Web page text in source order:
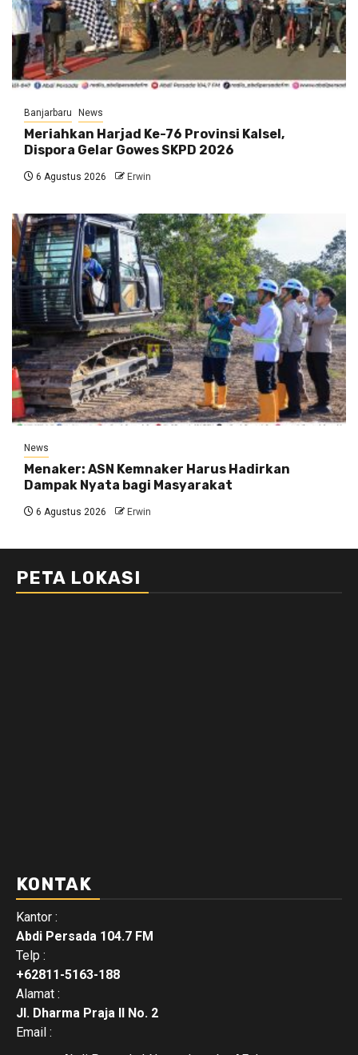
Banjarbaru News
Meriahkan Harjad Ke-76 Provinsi Kalsel,
Dispora Gelar Gowes SKPD 2026
6 Agustus 2026 Erwin
News
Menaker: ASN Kemnaker Harus Hadirkan
Dampak Nyata bagi Masyarakat
6 Agustus 2026 Erwin
PETA LOKASI
KONTAK
Kantor :
Abdi Persada 104.7 FM
Telp :
+62811-5163-188
Alamat :
Jl. Dharma Praja II No. 2
Email :